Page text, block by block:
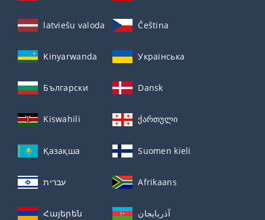
latviešu valoda Čeština
Kinyarwanda Українська
Български Dansk
Kiswahili ქართული
Қазақша Suomen kieli
עברית Afrikaans
Հայերեն آذربايجان